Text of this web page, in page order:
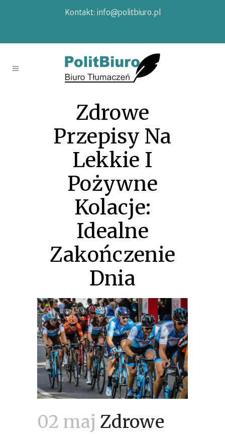
Kontakt: info@politbiuro.pl
Zdrowe
Przepisy Na
Lekkie I
Pożywne
Kolacje:
Idealne
Zakończenie
Dnia
02 maj Zdrowe